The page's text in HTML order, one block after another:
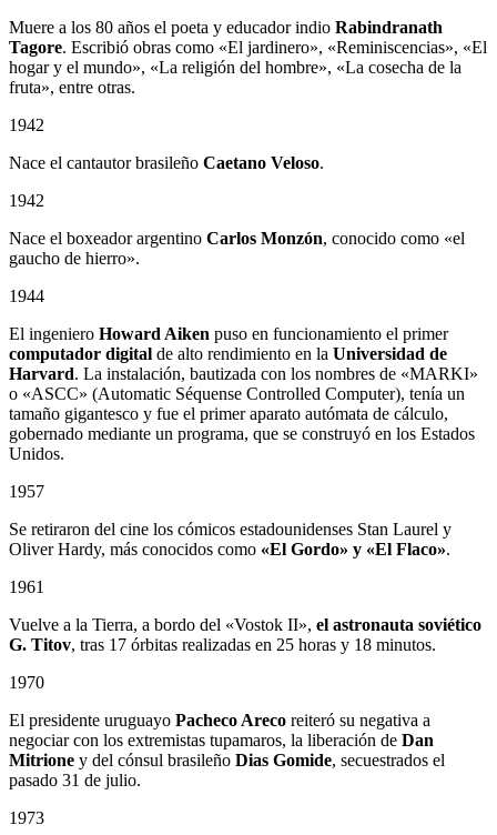
Muere a los 80 años el poeta y educador indio Rabindranath
Tagore. Escribió obras como «El jardinero», «Reminiscencias», «El
hogar y el mundo», «La religión del hombre», «La cosecha de la
fruta», entre otras.
1942
Nace el cantautor brasileño Caetano Veloso.
1942
Nace el boxeador argentino Carlos Monzón, conocido como «el
gaucho de hierro».
1944
El ingeniero Howard Aiken puso en funcionamiento el primer
computador digital de alto rendimiento en la Universidad de
Harvard. La instalación, bautizada con los nombres de «MARKI»
o «ASCC» (Automatic Séquense Controlled Computer), tenía un
tamaño gigantesco y fue el primer aparato autómata de cálculo,
gobernado mediante un programa, que se construyó en los Estados
Unidos.
1957
Se retiraron del cine los cómicos estadounidenses Stan Laurel y
Oliver Hardy, más conocidos como «El Gordo» y «El Flaco».
1961
Vuelve a la Tierra, a bordo del «Vostok II», el astronauta soviético
G. Titov, tras 17 órbitas realizadas en 25 horas y 18 minutos.
1970
El presidente uruguayo Pacheco Areco reiteró su negativa a
negociar con los extremistas tupamaros, la liberación de Dan
Mitrione y del cónsul brasileño Dias Gomide, secuestrados el
pasado 31 de julio.
1973